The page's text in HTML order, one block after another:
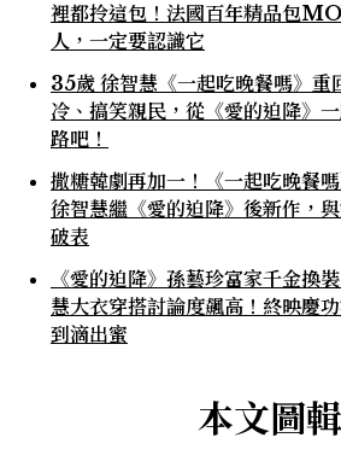
裡都拎這包！法國百年精品包
人，一定要認識它
35歲 徐智慧《一起吃晚餐嗎》重
冷、搞笑親民，從《愛的迫降》
路吧！
撒糖韓劇再加一！《一起吃晚餐
徐智慧繼《愛的迫降》後新作，
破表
《愛的迫降》孫藝珍富家千金換
慧大衣穿搭討論度飆高！終映慶
到滴出蜜
本文圖輯